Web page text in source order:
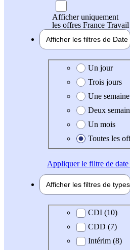
Afficher uniquement
les offres France Travail
Afficher les filtres de Date
Date de création de
Un jour
Trois jours
Une semaine
Deux
Un mois
Toutes les
Appliquerle filtre de date
Afficher les filtres de
Type de contratCDI (10)
CDD (7)
Intérim (8)